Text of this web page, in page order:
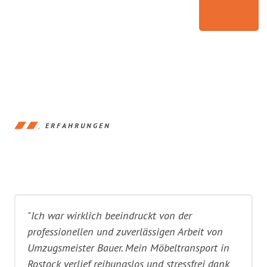
ERFAHRUNGEN
"Ich war wirklich beeindruckt von der
professionellen und zuverlässigen Arbeit von
Umzugsmeister Bauer. Mein Möbeltransport in
Rostock verlief reibungslos und stressfrei dank